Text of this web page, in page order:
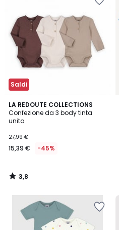
Saldi
LA REDOUTE COLLECTIONS
Confezione da 3 body tinta
unita
27,99 €
15,39 € -45%
3,8
/ 5
3,8
/